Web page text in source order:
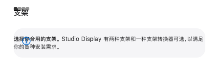
支架
选择你合用的支架。 Studio Display 有两种支架和一种支架转换器可选，以满足
你的各种安装需求。
展